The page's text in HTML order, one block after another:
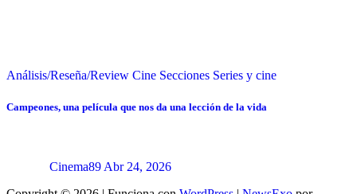
Análisis/Reseña/Review Cine Secciones Series y cine
Campeones, una película que nos da una lección de la vida
Cinema89 Abr 24, 2026